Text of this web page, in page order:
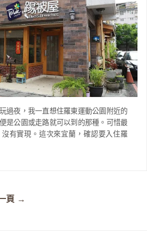
過夜，我一直想住羅東運動公園附近的
是公園或走路就可以到的那種。可惜最
有實現。這次來宜蘭，確認要入住羅
頁 →